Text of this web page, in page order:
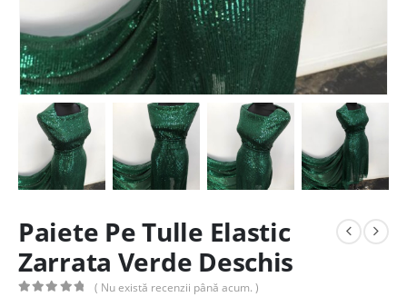
Paiete Pe Tulle Elastic
Zarrata Verde Deschis
( Nu există recenzii până acum. )